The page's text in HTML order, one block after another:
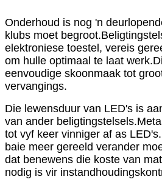
Onderhoud is nog 'n
klubs moet
elektroniese toestel, vereis
om hulle optimaal te laat
eenvoudige skoonmaak tot
vervangings.
Die lewensduur van LED's is
van ander
tot vyf keer vinniger af as
baie meer gereeld verander
dat benewens die koste van
nodig is vir